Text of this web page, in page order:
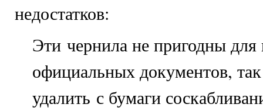
недостатков:
Эти чернила не пригодны для
официальных документов,
удалить с бумаги